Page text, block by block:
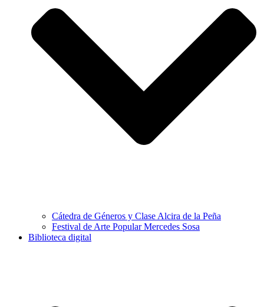
Cátedra de Géneros y Clase Alcira de la Peña
Festival de Arte Popular Mercedes Sosa
Biblioteca digital